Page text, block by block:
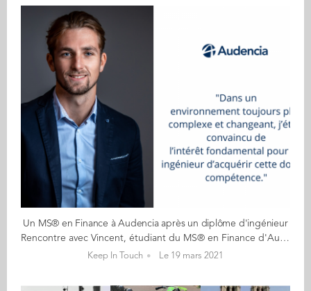
Un MS® en Finance à Audencia après un diplôme d'ingénieur
Rencontre avec Vincent, étudiant du MS® en Finance d'Audencia. Ingénieur dans le domaine des travaux publics, il avait besoin d'une double compétence pour mener à bien son projet professionnel. Il revient sur son parcours et son choix de rejoindre Audencia. Quel a été votre parcours avant d’intégrer Audencia ? Mon parcours académique a toujours été articulé autour des disciplines scientifiques et techniques. J’ai intégré ce MS après avoir obtenu mon diplôme d’ingénieur en alternance spécialité « Bâtiment et Travaux Publics » à l’Ecole Centrale. Mon intérêt pour ce secteur s’est manifesté dès le lycée, comme en témoigne mon bac STI2D option « Architecture et Construction ». Pourquoi avoir choisi le MS en Finance d'Audencia ? Mes premiers cours de « Gestion Financière » suivis en école d’ingénieur ont fait émerger un nouvel attrait vers la finance. Ce MS semblait être le meilleur moyen de satisfaire ce nouvel attrait. Dans un environnement toujours plus complexe et changeant, j’étais surtout convaincu de l’intérêt fondamental pour un ingénieur d’acquérir cette double compétence. Je souhaite désormais devenir Asset Manager en immobilier. Ce métier m’attire particulièrement, notamment car il permet de concilier parfaitement la finance à ma formation initiale. Je suis également certain que mes connaissances techniques acquises en alternance me seront précieuses. Ce programme a-t-il répondu à vos attentes ? Ce programme a largement répondu à mes attentes. J’ai désormais toutes les connaissances nécessaires pour atteindre mon projet professionnel. J’ai même découvert certaines disciplines de la finance que j’ignorais totalement. Malgré les conditions inédites, les moyens numériques mis à disposition par Audencia ont rendu les cours à distance moins contraignants. Un mot sur votre recherche de stage ? Je suis actuellement toujours à la recherche d’un stage. Je voulais m’assurer que mon projet professionnel me corresponde parfaitement. Pour ça, j’ai contacté plusieurs alumni de l’école. La grande richesse du réseau d’Audencia et plus particulièrement son « Career Center » m’ont énormément facilité la tâche. Quel est selon vous l’atout phare de ce MS ? L’atout de ce MS est son programme varié et très complet de la finance, la diversité des profils constituant la promo et le confort des infrastructures (dont on n’a malheureusement pas pu profiter pleinement). Un conseil pour les futurs candidats ? Définissez-bien votre projet professionnel pour le rendre le plus cohérent possible. N’hésitez pas à poser un maximum de questions aux étudiants et au directeur de ce MS lors des portes ouvertes ! Envie d'en savoir plus sur le MS en Finance d'Audencia ? C'est par là !
Keep In Touch Le 19 mars 2021